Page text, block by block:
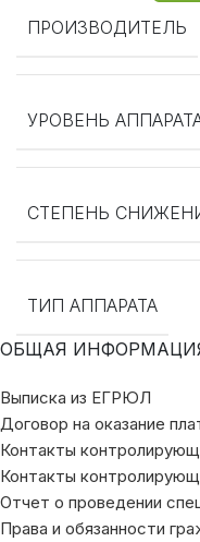
ПРОИЗВОДИТЕЛЬ
УРОВЕНЬ
СТЕПЕНЬ
ТИП АППАРАТА
ОБЩАЯ
Выписка из ЕГРЮЛ
Договор на оказание
Контакты
Контакты
Отчет о проведении
Права и обязанности